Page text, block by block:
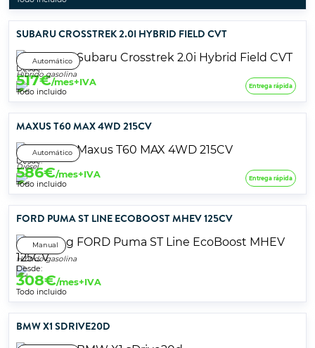
SUBARU CROSSTREK 2.0I HYBRID FIELD CVT
Automático
Híbrido gasolina
Desde:
517€/mes+IVA
Todo incluido
Entrega rápida
MAXUS T60 MAX 4WD 215CV
Automático
Diésel
Desde:
586€/mes+IVA
Todo incluido
Entrega rápida
FORD PUMA ST LINE ECOBOOST MHEV 125CV
Manual
Híbrido gasolina
Desde:
308€/mes+IVA
Todo incluido
BMW X1 SDRIVE20D